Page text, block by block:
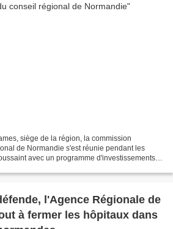
siège de la région, la commission
de Normandie s'est réunie pendant les
avec un programme d'investissements et
l'Agence Régionale de
à fermer les hôpitaux dans